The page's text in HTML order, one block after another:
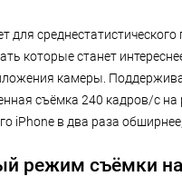
для
которые станет
камеры.
съёмка 240 кадров/с
iPhone в два раза
режим съёмки на